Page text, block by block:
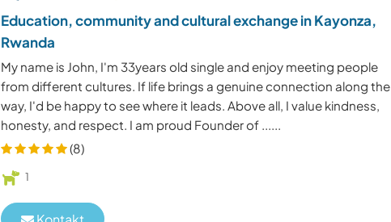
Education, community and cultural exchange in Kayonza,
Rwanda
My name is John, I'm 33years old single and enjoy meeting people
from different cultures. If life brings a genuine connection along the
way, I'd be happy to see where it leads. Above all, I value kindness,
honesty, and respect. I am proud Founder of ......
(8)
1